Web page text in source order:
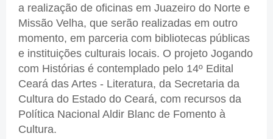
a realização de oficinas em Juazeiro do Norte e
Missão Velha, que serão realizadas em outro
momento, em parceria com bibliotecas públicas
e instituições culturais locais. O projeto Jogando
com Histórias é contemplado pelo 14º Edital
Ceará das Artes - Literatura, da Secretaria da
Cultura do Estado do Ceará, com recursos da
Política Nacional Aldir Blanc de Fomento à
Cultura.